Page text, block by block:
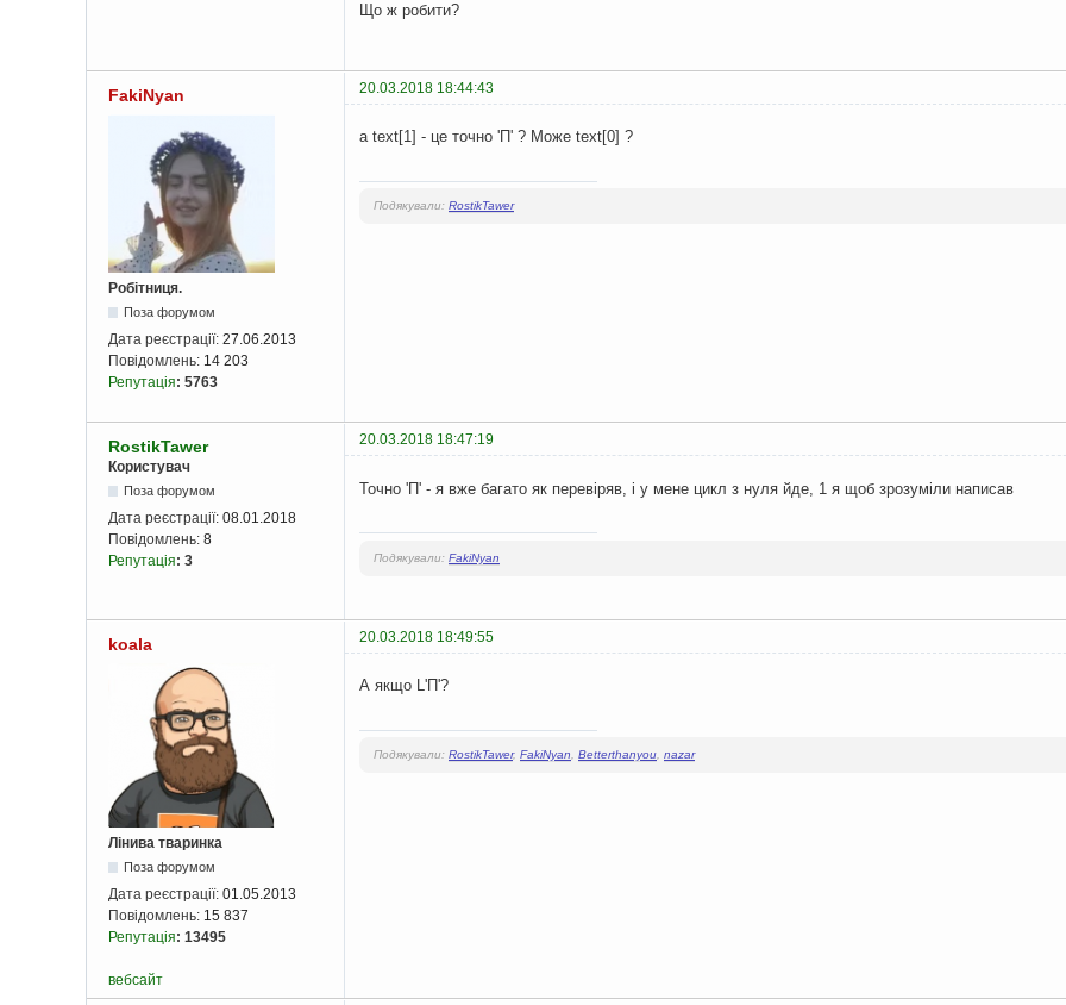
Що ж робити?
FakiNyan 20.03.2018 18:44:43
Робітниця.
Поза форумом
Дата реєстрації: 27.06.2013
Повідомлень: 14 203
Репутація: 5763
а text[1] - це точно 'П' ? Може text[0] ?
Подякували: RostikTawer
RostikTawer
20.03.2018 18:47:19
Користувач
Поза форумом
Дата реєстрації: 08.01.2018
Повідомлень: 8
Репутація: 3
Точно 'П' - я вже багато як перевіряв, і у мене цикл з нуля йде, 1 я щоб зрозуміли написав
Подякували: FakiNyan
koala 20.03.2018 18:49:55
Лінива тваринка
Поза форумом
Дата реєстрації: 01.05.2013
Повідомлень: 15 837
Репутація: 13495
А якщо L'П'?
Подякували: RostikTawer, FakiNyan, Betterthanyou, nazar
вебсайт